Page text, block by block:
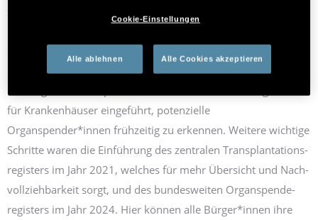
Unterstützung zu allen Fragen der Organ­spende bietet. Mit
für Kranken­häuser eingeführt, potenzielle
Organspender*innen früh­zeitig zu erkennen. Weitere wichtige
Schritte waren die Einführung des zentralen Transplantations­
registers im Jahr 2021, welches für mehr Übersicht und Nach­
vollziehbarkeit sorgt, und des bundesweiten Organspende­
registers im Jahr 2024. Hier können alle Bürger*innen ihre
Cookie-Einstellungen
Alle ablehnen Alle Cookies akzeptieren